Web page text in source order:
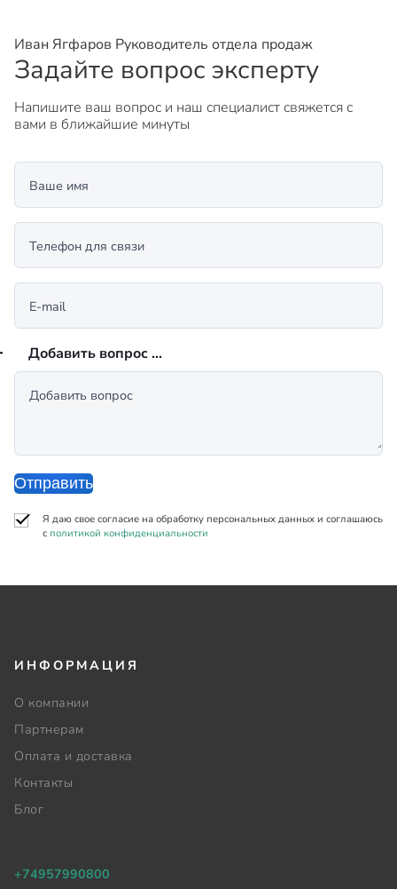
Иван Ягфаров Руководитель отдела продаж
Задайте вопрос эксперту
Напишите ваш вопрос и наш специалист свяжется с
вами в ближайшие минуты
Ваше имя
Телефон для связи
E-mail
Добавить вопрос ...
Добавить вопрос
Отправить
Я даю свое согласие на обработку персональных данных и соглашаюсь
с политикой конфиденциальности
ИНФОРМАЦИЯ
О компании
Партнерам
Оплата и доставка
Контакты
Блог
+74957990800